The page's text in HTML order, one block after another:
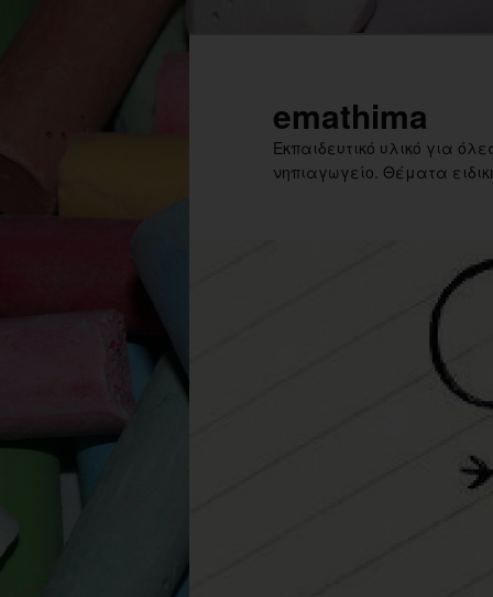
emathima
Εκπαιδευτικό υλικό για
νηπιαγωγείο. Θέματα